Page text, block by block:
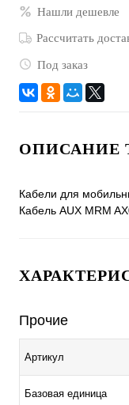
Нашли дешевле
Рассчитать
Под заказ
ОПИСАНИЕ
Кабели для
Кабель AUX MRM
Прочие
Артикул
Базовая единица